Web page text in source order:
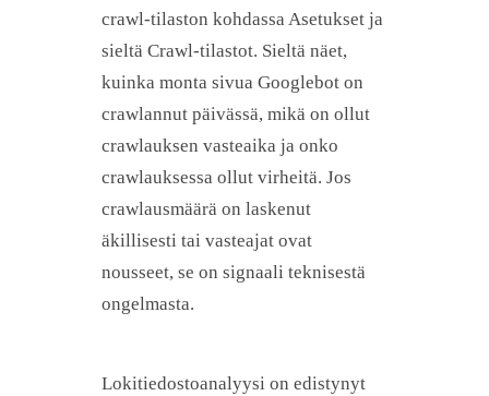
crawl-tilaston kohdassa Asetukset ja
sieltä Crawl-tilastot. Sieltä näet,
kuinka monta sivua Googlebot on
crawlannut päivässä, mikä on ollut
crawlauksen vasteaika ja onko
crawlauksessa ollut virheitä. Jos
crawlausmäärä on laskenut
äkillisesti tai vasteajat ovat
nousseet, se on signaali teknisestä
ongelmasta.
Lokitiedostoanalyysi on edistynyt